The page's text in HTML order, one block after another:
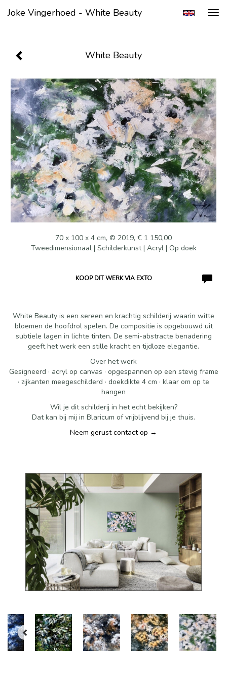
Joke Vingerhoed - White Beauty
White Beauty
70 x 100 x 4 cm, © 2019, € 1 150,00
Tweedimensionaal | Schilderkunst | Acryl | Op doek
KOOP DIT WERK VIA EXTO
White Beauty is een sereen en krachtig schilderij waarin witte
bloemen de hoofdrol spelen. De compositie is opgebouwd uit
subtiele lagen in lichte tinten. De semi-abstracte benadering
geeft het werk een stille kracht en tijdloze elegantie.
Over het werk
Gesigneerd · acryl op canvas · opgespannen op een stevig frame
· zijkanten meegeschilderd · doekdikte 4 cm · klaar om op te
hangen
Wil je dit schilderij in het echt bekijken?
Dat kan bij mij in Blaricum of vrijblijvend bij je thuis.
Neem gerust contact op →